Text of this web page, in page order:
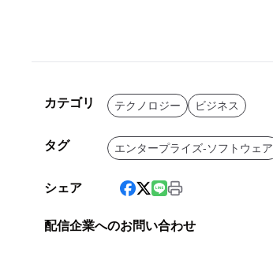
カテゴリ テクノロジー ビジネス
タグ エンタープライズ-ソフトウェア
シェア
配信企業へのお問い合わせ